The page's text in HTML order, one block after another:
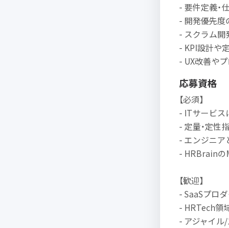
- 要件定義・
- 開発優先度
- スクラム開
- KPI設計や
- UX改善や
応募資格
【必須】
- ITサービス
- 定量・定性
- エンジニア
- HRBrainの
【歓迎】
- SaaSプロ
- HRTech領
- アジャイル